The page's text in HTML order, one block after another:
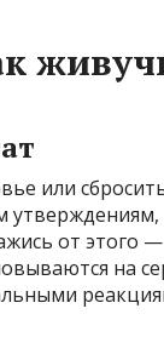
или
от этого
на